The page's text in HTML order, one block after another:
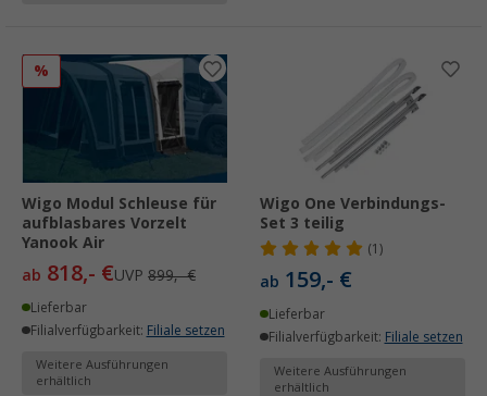
%
Wigo Modul Schleuse für
aufblasbares Vorzelt
Yanook Air
ab 818,- €UVP 899,- €
Lieferbar
Filialverfügbarkeit: Filiale setzen
Weitere Ausführungen
erhältlich
Wigo One Verbindungs-
Set 3 teilig
(1)
ab 159,- €
Lieferbar
Filialverfügbarkeit: Filiale setzen
Weitere Ausführungen
erhältlich